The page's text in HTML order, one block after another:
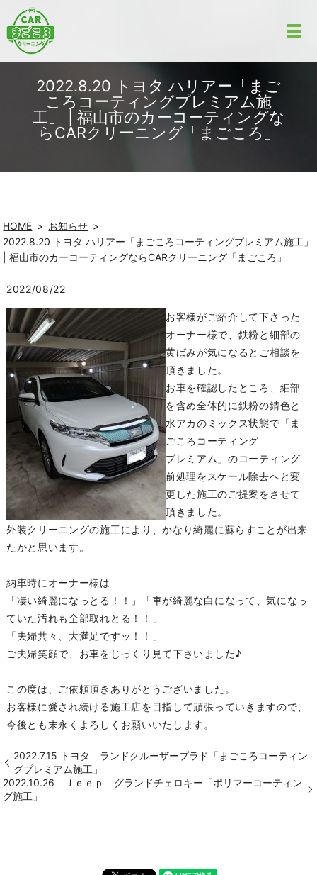
2022.8.20 トヨタ ハリアー「まご
ころコーティングプレミアム施
工」 | 福山市のカーコーティングな
らCARクリーニング「まごころ」
HOME
お知らせ
2022.8.20 トヨタ ハリアー「まごころコーティングプレミアム施工」
| 福山市のカーコーティングならCARクリーニング「まごころ」
2022/08/22
お客様がご紹介して下さった
オーナー様で、鉄粉と細部の
黄ばみが気になるとご相談を
頂きました。
お車を確認したところ、細部
を含め全体的に鉄粉の錆色と
水アカのミックス状態で「ま
ごころコーティング
プレミアム」のコーティング
前処理をスケール除去へと変
更した施工のご提案をさせて
頂きました。
外装クリーニングの施工により、かなり綺麗に蘇らすことが出来
たかと思います。
納車時にオーナー様は
「凄い綺麗になっとる！！」「車が綺麗な白になって、気になっ
ていた汚れも全部取れとる！！」
「夫婦共々、大満足ですッ！！」
ご夫婦笑顔で、お車をじっくり見て下さいました♪
この度は、ご依頼頂きありがとうございました。
お客様に愛され続ける施工店を目指して頑張っていきますので、
今後とも末永くよろしくお願いいたします。
2022.7.15 トヨタ ランドクルーザープラド「まごころコーティン
グプレミアム施工」
2022.10.26 Ｊｅｅｐ グランドチェロキー「ポリマーコーティン
グ施工」